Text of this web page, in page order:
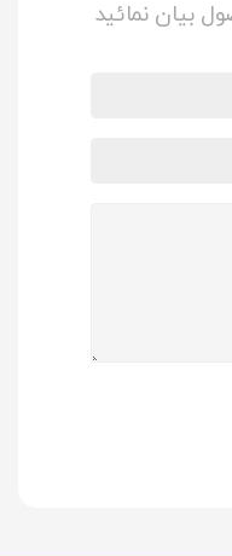
بیان نمائید